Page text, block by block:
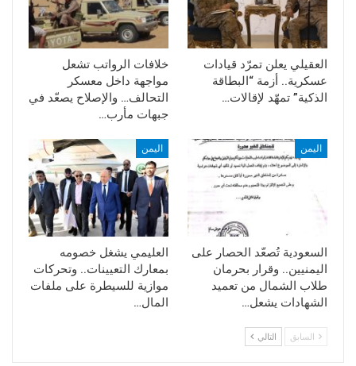
العقيلي يعلن تمرّد قيادات
عسكرية.. أزمة “البطاقة
الذكية” تمهّد لإقالات…
خلافات الرواتب تشعل
مواجهة داخل معسكر
التحالف… والإصلاح يصعّد في
جبهات مأرب…
اليمن
السعودية تُصعّد الحصار على
اليمنيين.. وقرار بحرمان
طلاب الشمال من تعميد
الشهادات يشعل…
اليمن
العليمي يشغل خصومه
بمعارك التعيينات.. وتحركات
موازية للسيطرة على ملفات
المال…
السابق التالي